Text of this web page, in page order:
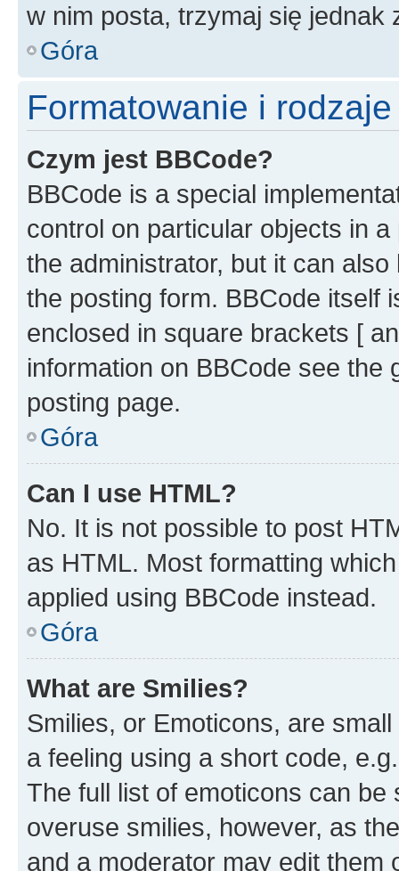
w nim posta, trzymaj się jednak
Góra
Formatowanie i
Czym jest BBCode?
BBCode is a special
control on particular objects in
the administrator, but it can
the posting form. BBCode itself
enclosed in square brackets [
information on BBCode see
posting page.
Góra
Can I use HTML?
No. It is not possible to post
as HTML. Most formatting
applied using BBCode instead.
Góra
What are Smilies?
Smilies, or Emoticons, are
a feeling using a short code,
The full list of emoticons can
overuse smilies, however, as
and a moderator may edit them